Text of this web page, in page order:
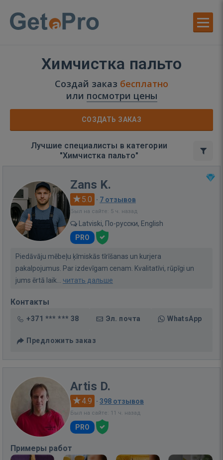
Химчистка пальто
Создай заказ бесплатно
или посмотри цены
СОЗДАТЬ ЗАКАЗ
Лучшие специалисты в категории
"Химчистка пальто"
Zans K.
5.0 · 7 отзывов
Был на сайте: 5 ч. назад
Latviski, По-русски, English
PRO
Piedāvāju mēbeļu ķīmiskās tīrīšanas un kurjera
pakalpojumus. Par izdevīgam cenam. Kvalitatīvi, rūpīgi un
jums ērtā laik... читать дальше
Контакты
+371 *** *** 38 Эл. почта WhatsApp
Предложить заказ
Artis D.
4.9 · 398 отзывов
Был на сайте: 11 ч. назад
PRO
Примеры работ